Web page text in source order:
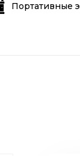
Портативные